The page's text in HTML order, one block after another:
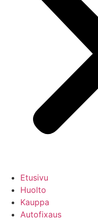
Etusivu
Huolto
Kauppa
Autofixaus